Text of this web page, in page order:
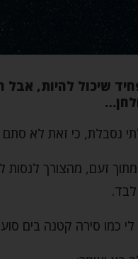
שיכול להיות,
נסבלת, כי זאת לא סתם
זעם, מהצורך
כמו סירה קטנה בים